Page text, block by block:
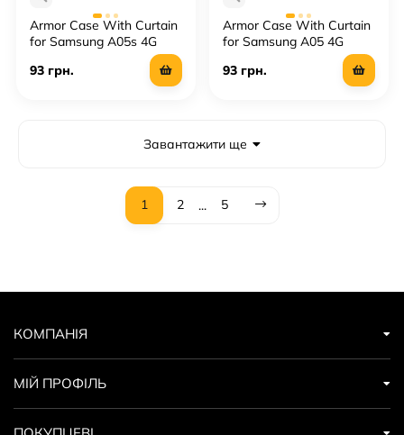
Armor Case With Curtain
for Samsung A05s 4G
93 грн.
Armor Case With Curtain
for Samsung A05 4G
93 грн.
Завантажити ще
1 2 ... 5
КОМПАНІЯ
МІЙ ПРОФІЛЬ